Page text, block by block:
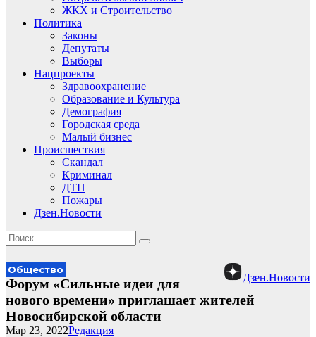
ЖКХ и Строительство
Политика
Законы
Депутаты
Выборы
Нацпроекты
Здравоохранение
Образование и Культура
Демография
Городская среда
Малый бизнес
Происшествия
Скандал
Криминал
ДТП
Пожары
Дзен.Новости
Дзен.Новости
Общество
Форум «Сильные идеи для
нового времени» приглашает жителей
Новосибирской области
Редакция
Мар 23, 2022